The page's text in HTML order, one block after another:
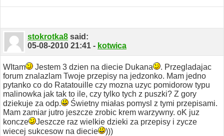
stokrotka8 said:
05-08-2010 21:41 - kotwica
WItam Jestem 3 dzien na diecie Dukana
. Przegladajac
forum znalazlam Twoje przepisy na jedzonko. Mam jedno
pytanko co do Ratatouille czy mozna uzyc pomidorow typu
malinowka jak tak to ile, czy tylko tych z puszki? Z gory
dziekuje za odp.
Świetny miałas pomysl z tymi przepisami.
Mam zamiar jutro jeszcze zrobic krem warzywny. oK juz
koncze
Jeszcze raz wielkie dzieki za przepisy i zycze
wiecej sukcesow na diecie
)))